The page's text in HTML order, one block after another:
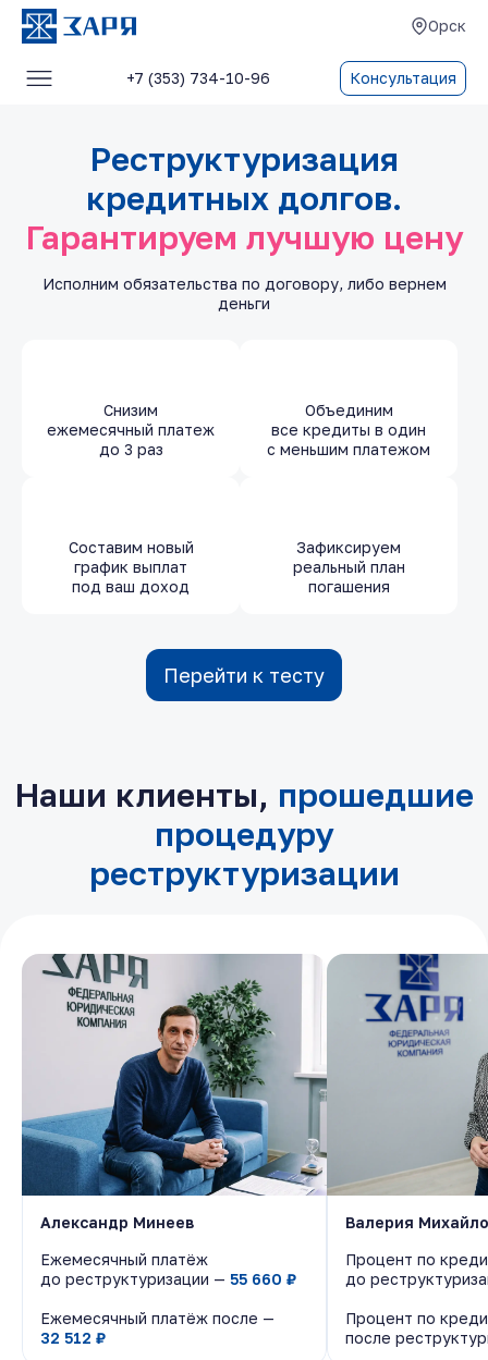
Орск
+7 (353) 734-10-96 Консультация
О компании
Отзывы
Реструктуризация
кредитных долгов.
Гарантируем лучшую цену
Исполним обязательства по договору, либо вернем
деньги
Снизим
ежемесячный платеж
до 3 раз
Объединим
все кредиты в один
с меньшим платежом
Составим новый
график выплат
под ваш доход
Зафиксируем
реальный план
погашения
Перейти к тесту
Наши клиенты, прошедшие
процедуру
реструктуризации
Александр Минеев
Ежемесячный платёж
до реструктуризации — 55 660 ₽
Ежемесячный платёж после —
32 512 ₽
Валерия
Процент по
до
Процент по
после
Александр Минеев
Ежемесячный платёж
до реструктуризации — 55 660 ₽
Ежемесячный платёж после —
32 512 ₽
Валерия
Процент по
до
Процент по
после